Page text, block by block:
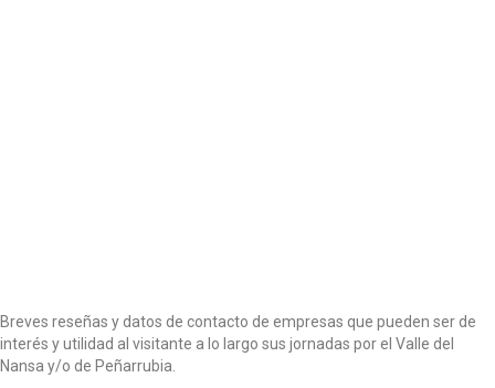
Breves reseñas y datos de contacto de empresas que pueden ser de
interés y utilidad al visitante a lo largo sus jornadas por el Valle del
Nansa y/o de Peñarrubia.